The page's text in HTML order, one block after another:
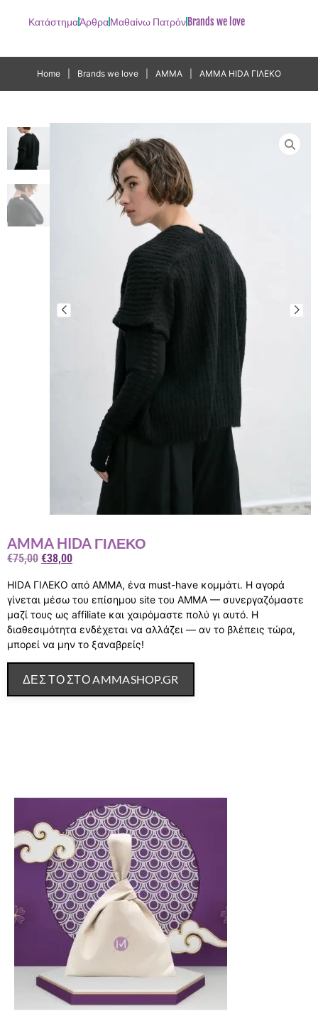
ΚατάστημαΆρθραΜαθαίνω Πατρόν Brands we love
Home Brands we love AMMA AMMA HIDA ΓΙΛΕΚΟ
AMMA HIDA ΓΙΛΕΚΟ
€75,00 €38,00
HIDA ΓΙΛΕΚΟ από AMMA, ένα must-have κομμάτι. Η αγορά
γίνεται μέσω του επίσημου site του AMMA — συνεργαζόμαστε
μαζί τους ως affiliate και χαιρόμαστε πολύ γι αυτό. Η
διαθεσιμότητα ενδέχεται να αλλάζει — αν το βλέπεις τώρα,
μπορεί να μην το ξαναβρείς!
ΔΕΣ ΤΟ ΣΤΟ AMMASHOP.GR